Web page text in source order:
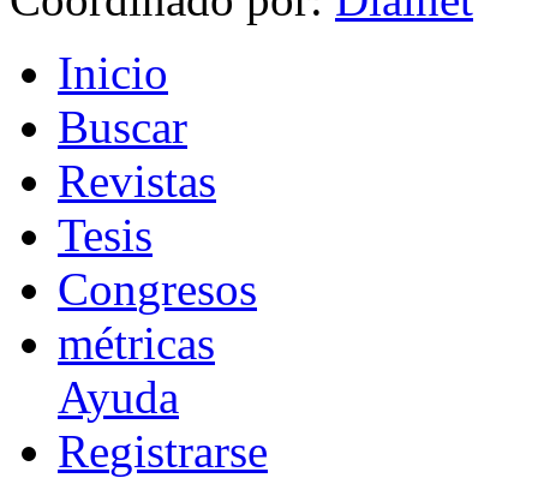
Inicio
Buscar
Revistas
Tesis
Congresos
métricas
Ayuda
Registrarse